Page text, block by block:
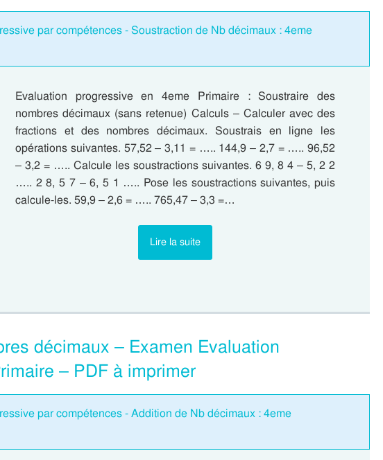
par compétences - Soustraction de Nb décimaux : 4eme
Evaluation progressive en 4eme Primaire : Soustraire des
nombres décimaux (sans retenue) Calculs – Calculer avec des
fractions et des nombres décimaux. Soustrais en ligne les
opérations suivantes. 57,52 – 3,11 = ….. 144,9 – 2,7 = ….. 96,52
– 3,2 = ….. Calcule les soustractions suivantes. 6 9, 8 4 – 5, 2 2
….. 2 8, 5 7 – 6, 5 1 ….. Pose les soustractions suivantes, puis
calcule-les. 59,9 – 2,6 = ….. 765,47 – 3,3 =…
Lire la suite
décimaux – Examen Evaluation
– PDF à imprimer
par compétences - Addition de Nb décimaux : 4eme